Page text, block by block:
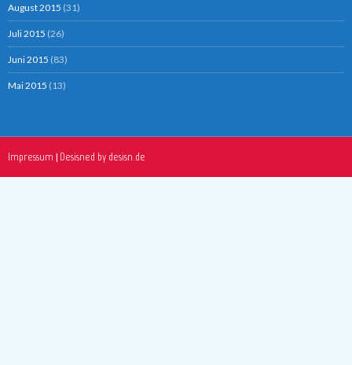
August 2015 (31)
Juli 2015 (26)
Juni 2015 (83)
Mai 2015 (13)
Impressum | Desisned by desisn.de